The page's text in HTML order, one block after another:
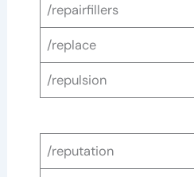
/repairfillers
/replace
/repulsion
/reputation